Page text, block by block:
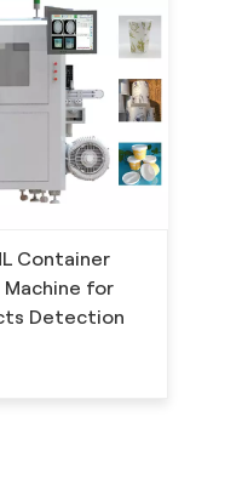
Container
for
Detection
Technology